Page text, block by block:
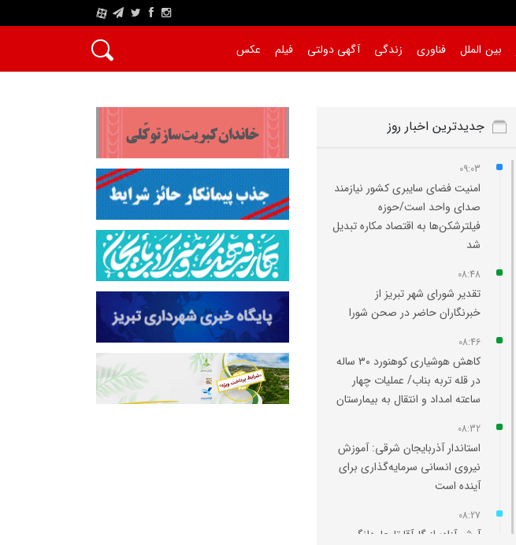
A
بین الملل فناوری زندگی آگهی دولتی فیلم عکس
جدیدترین اخبار روز
09:03
امنیت فضای سایبری کشور نیازمند
صدای واحد است/حوزه
فیلترشکن‌ها به اقتصاد مکاره تبدیل
شد
08:48
تقدیر شورای شهر تبریز از
خبرنگاران حاضر در صحن شورا
08:46
کاهش هوشیاری کوهنورد ۳۰ ساله
در قله تربه بناب/ عملیات چهار
ساعته امداد و انتقال به بیمارستان
08:32
استاندار آذربایجان شرقی: آموزش
نیروی انسانی سرمایه‌گذاری برای
آینده است
08:27
آرش آزاد؛ از گل‌آقا تا جاودانگی